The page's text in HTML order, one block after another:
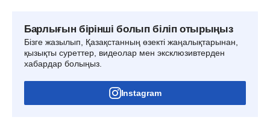
Барлығын бірінші болып біліп отырыңыз
Бізге жазылып, Қазақстанның өзекті жаңалықтарынан,
қызықты суреттер, видеолар мен эксклюзивтерден
хабардар болыңыз.
Instagram